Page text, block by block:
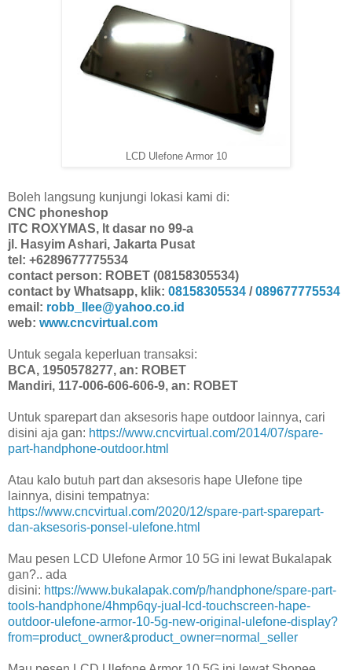
LCD Ulefone Armor 10
Boleh langsung kunjungi lokasi kami di:
CNC phoneshop
ITC ROXYMAS, lt dasar no 99-a
jl. Hasyim Ashari, Jakarta Pusat
tel: +6289677775534
contact person: ROBET (08158305534)
contact by Whatsapp, klik: 08158305534 /089677775534
email: robb_llee@yahoo.co.id
web: www.cncvirtual.com
Untuk segala keperluan transaksi:
BCA, 1950578277, an: ROBET
Mandiri, 117-006-606-606-9, an: ROBET
Untuk sparepart dan aksesoris hape outdoor lainnya, cari
disini aja gan: https://www.cncvirtual.com/2014/07/spare-
part-handphone-outdoor.html
Atau kalo butuh part dan aksesoris hape Ulefone tipe
lainnya, disini tempatnya:
https://www.cncvirtual.com/2020/12/spare-part-sparepart-
dan-aksesoris-ponsel-ulefone.html
Mau pesen LCD Ulefone Armor 10 5G ini lewat Bukalapak
gan?.. ada
disini: https://www.bukalapak.com/p/handphone/spare-part-
tools-handphone/4hmp6qy-jual-lcd-touchscreen-hape-
outdoor-ulefone-armor-10-5g-new-original-ulefone-display?
from=product_owner&product_owner=normal_seller